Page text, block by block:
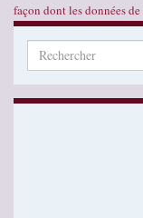
façon dont les données
Search for: